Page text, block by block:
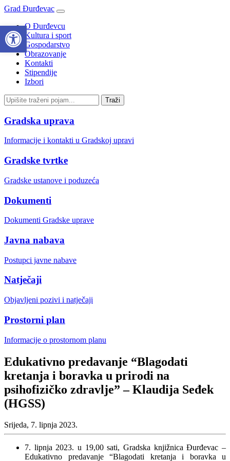
Open toolbar
Grad Đurđevac
O Đurđevcu
Kultura i sport
Gospodarstvo
Obrazovanje
Kontakti
Stipendije
Izbori
Gradska uprava
Informacije i kontakti u Gradskoj upravi
Gradske tvrtke
Gradske ustanove i poduzeća
Dokumenti
Dokumenti Gradske uprave
Javna nabava
Postupci javne nabave
Natječaji
Objavljeni pozivi i natječaji
Prostorni plan
Informacije o prostornom planu
Edukativno predavanje “Blagodati
kretanja i boravka u prirodi na
psihofizičko zdravlje” – Klaudija Seđek
(HGSS)
Srijeda, 7. lipnja 2023.
7. lipnja 2023. u 19,00 sati, Gradska knjižnica Đurđevac –
Edukativno predavanje “Blagodati kretanja i boravka u